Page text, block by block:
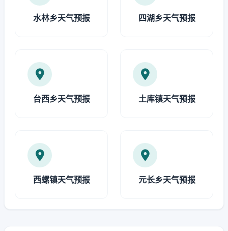
水林乡天气预报 四湖乡天气预报
台西乡天气预报 土库镇天气预报
西螺镇天气预报 元长乡天气预报